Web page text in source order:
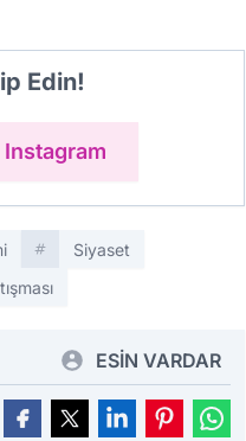
Edin!
Instagram
Siyaset
ESİN VARDAR